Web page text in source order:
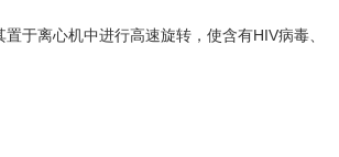
于离心机中进行高速旋转，使含有HIV病毒、